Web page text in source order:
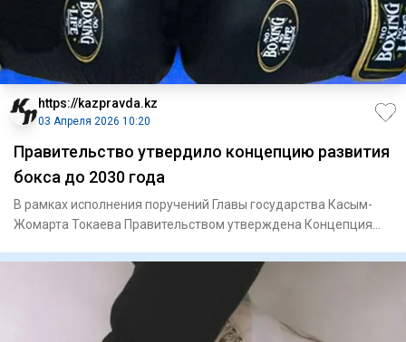
https://kazpravda.kz
03 Апреля 2026 10:20
Правительство утвердило концепцию развития
бокса до 2030 года
В рамках исполнения поручений Главы государства Касым-
Жомарта Токаева Правительством утверждена Концепция